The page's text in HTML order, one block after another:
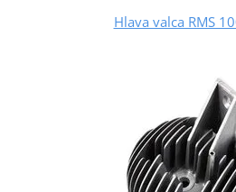
Hlava valca RMS